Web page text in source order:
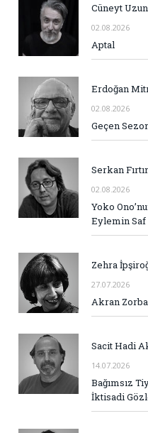
Cüneyt
02.08.2026
Aptal
Erdoğan
02.08.2026
Geçen
Serkan
02.08.2026
Yoko
Eylemin
Zehra
27.07.2026
Akran
Sacit Hadi
14.07.2026
Bağımsız
İktisadi